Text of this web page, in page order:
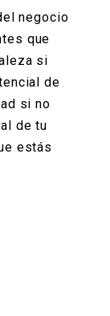
negocio
que
si
de
si no
de tu
estás